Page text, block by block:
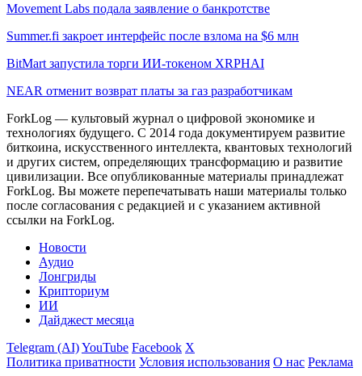
Movement Labs подала заявление о банкротстве
Summer.fi закроет интерфейс после взлома на $6 млн
BitMart запустила торги ИИ-токеном XRPHAI
NEAR отменит возврат платы за газ разработчикам
ForkLog — культовый журнал о цифровой экономике и
технологиях будущего. С 2014 года документируем развитие
биткоина, искусственного интеллекта, квантовых технологий
и других систем, определяющих трансформацию и развитие
цивилизации. Все опубликованные материалы принадлежат
ForkLog. Вы можете перепечатывать наши материалы только
после согласования с редакцией и с указанием активной
ссылки на ForkLog.
Новости
Аудио
Лонгриды
Крипториум
ИИ
Дайджест месяца
Telegram (AI)YouTube Facebook X
Политика приватности Условия использования О нас Реклама